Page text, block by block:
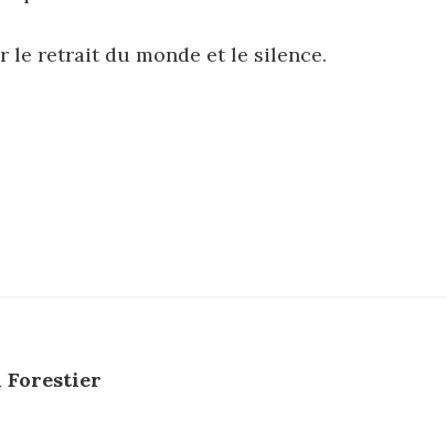
le retrait du monde et le silence.
Forestier